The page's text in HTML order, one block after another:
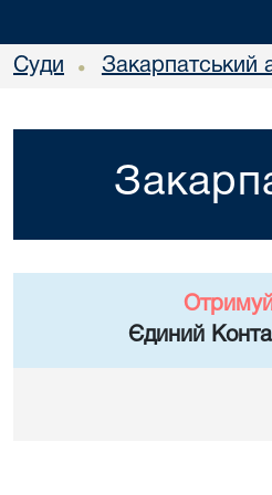
Суди • Закарпатський
Єдиний